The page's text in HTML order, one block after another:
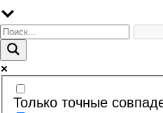
Только точные